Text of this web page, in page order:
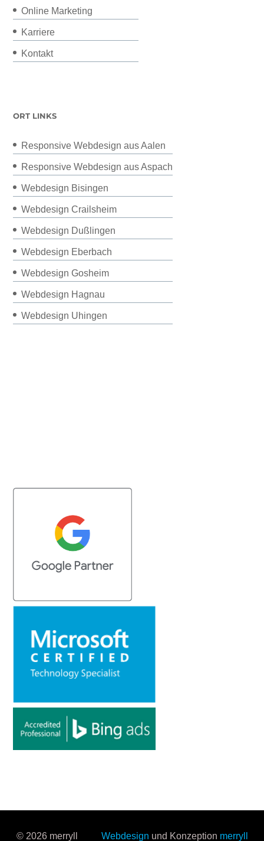
Online Marketing
Karriere
Kontakt
ORT LINKS
Responsive Webdesign aus Aalen
Responsive Webdesign aus Aspach
Webdesign Bisingen
Webdesign Crailsheim
Webdesign Dußlingen
Webdesign Eberbach
Webdesign Gosheim
Webdesign Hagnau
Webdesign Uhingen
© 2026 merryll Webdesign und Konzeption merryll